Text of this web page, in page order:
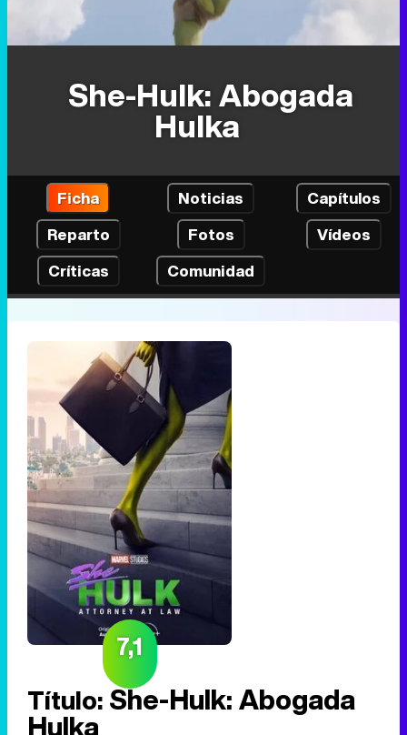
She-Hulk: Abogada
Hulka
Ficha Noticias
Capítulos
Reparto
Fotos
Vídeos
Críticas
Comunidad
7,1
Título:She-Hulk: Abogada
Hulka